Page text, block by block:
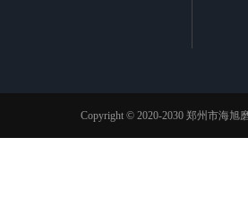
Copyright © 2020-2030 郑州市海